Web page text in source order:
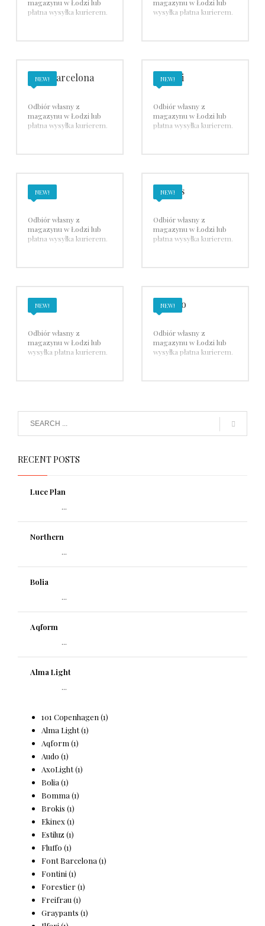
magazynu w Łodzi lub
płatna wysyłka kurierem.
magazynu w Łodzi lub
wysyłka płatna kurierem.
NEW!
Font Barcelona
Odbiór własny z
magazynu w Łodzi lub
płatna wysyłka kurierem.
NEW!
Fontini
Odbiór własny z
magazynu w Łodzi lub
płatna wysyłka kurierem.
NEW!
JUNG
Odbiór własny z
magazynu w Łodzi lub
płatna wysyłka kurierem.
NEW!
Lithoss
Odbiór własny z
magazynu w Łodzi lub
płatna wysyłka kurierem.
NEW!
Vimar
Odbiór własny z
magazynu w Łodzi lub
wysyłka płatna kurierem.
NEW!
Viveroo
Odbiór własny z
magazynu w Łodzi lub
wysyłka płatna kurierem.
RECENT POSTS
Luce Plan
...
Northern
...
Bolia
...
Aqform
...
Alma Light
...
101 Copenhagen (1)
Alma Light(1)
Aqform (1)
Audo (1)
AxoLight(1)
Bolia (1)
Bomma (1)
Brokis (1)
Ekinex(1)
Estiluz (1)
Fluffo (1)
Font Barcelona (1)
Fontini (1)
Forestier(1)
Freifrau (1)
Graypants (1)